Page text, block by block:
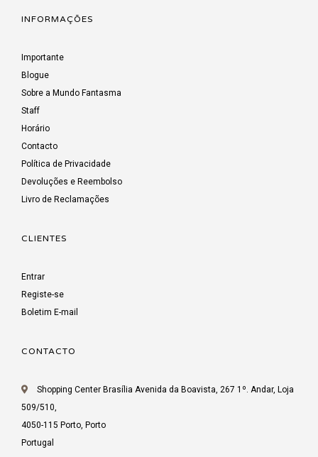
INFORMAÇÕES
Importante
Blogue
Sobre a Mundo Fantasma
Staff
Horário
Contacto
Política de Privacidade
Devoluções e Reembolso
Livro de Reclamações
CLIENTES
Entrar
Registe-se
Boletim E-mail
CONTACTO
Shopping Center Brasília Avenida da Boavista, 267 1º. Andar, Loja
509/510,
4050-115 Porto, Porto
Portugal